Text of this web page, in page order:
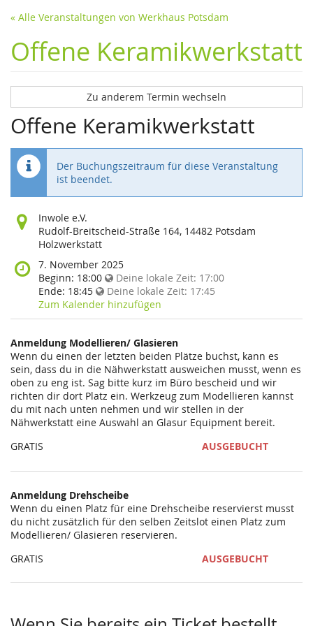
« Alle Veranstaltungen von Werkhaus Potsdam
Offene Keramikwerkstatt
Zu anderem Termin wechseln
Offene Keramikwerkstatt
Der Buchungszeitraum für diese Veranstaltung
ist beendet.
Wo
findet
diese
statt?
Inwole e.V.
Rudolf-Breitscheid-Straße 164, 14482 Potsdam
Holzwerkstatt
Wann
findet
diese
Veranstaltung
statt?
7. November 2025
Beginn: 18:00 Deine lokale Zeit: 17:00
Ende: 18:45 Deine lokale Zeit: 17:45
Zum Kalender hinzufügen
Anmeldung Modellieren/ Glasieren
Wenn du einen der letzten beiden Plätze buchst, kann es
sein, dass du in die Nähwerkstatt ausweichen musst, wenn es
oben zu eng ist. Sag bitte kurz im Büro bescheid und wir
richten dir dort Platz ein. Werkzeug zum Modellieren kannst
du mit nach unten nehmen und wir stellen in der
Nähwerkstatt eine Auswahl an Glasur Equipment bereit.
GRATIS
AUSGEBUCHT
Anmeldung Drehscheibe
Wenn du einen Platz für eine Drehscheibe reservierst musst
du nicht zusätzlich für den selben Zeitslot einen Platz zum
Modellieren/ Glasieren reservieren.
GRATIS
AUSGEBUCHT